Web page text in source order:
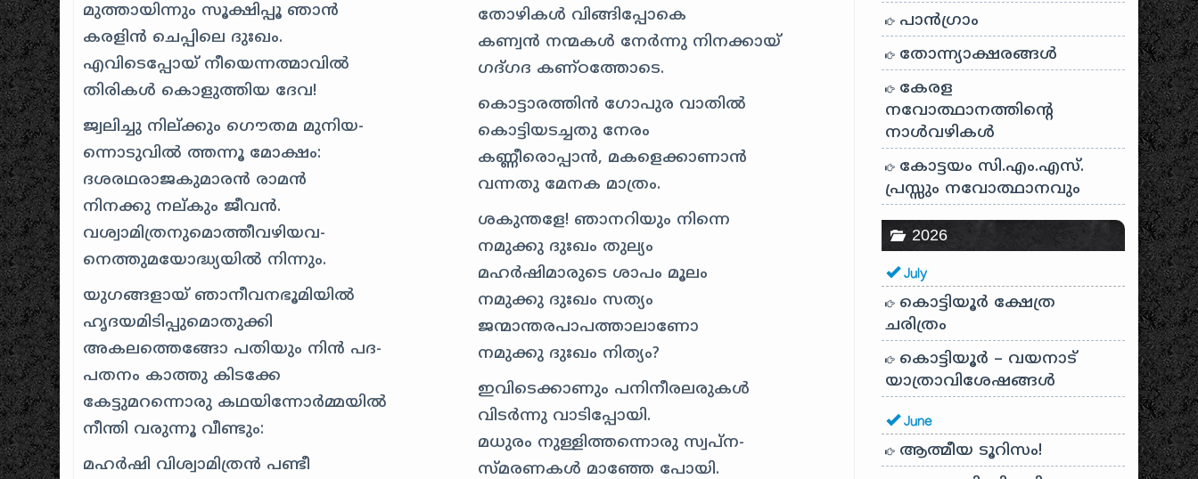
മുത്തായിന്നും സൂക്ഷിപ്പൂ ഞാന്‍
കരളിന്‍ ചെപ്പിലെ ദുഃഖം.
എവിടെപ്പോയ്‌ നീയെന്നത്മാവില്‍
തിരികള്‍ കൊളുത്തിയ ദേവ!
ജ്വലിച്ചു നില്ക്കും ഗൌതമ മുനിയ-
ന്നൊടുവില്‍ ത്തന്നൂ മോക്ഷം:
ദശരഥരാജകുമാരന്‍ രാമന്‍
നിനക്കു നല്കും ജീവന്‍.
വശ്വാമിത്രനുമൊത്തീവഴിയവ-
നെത്തുമയോദ്ധ്യയില്‍ നിന്നും.
യുഗങ്ങളായ്‌ ഞാനീവനഭൂമിയില്‍
ഹൃദയമിടിപ്പുമൊതുക്കി
അകലത്തെങ്ങോ പതിയും നിന്‍ പദ-
പതനം കാത്തു കിടക്കേ
കേട്ടുമറന്നൊരു കഥയിന്നോര്‍മ്മയില്‍
നീന്തി വരുന്നൂ വീണ്ടും:
മഹര്‍ഷി വിശ്വാമിത്രന്‍ പണ്ടീ
തോഴികള്‍ വിങ്ങിപ്പോകെ
കണ്വന്‍ നന്മകള്‍ നേര്‍ന്നു നിനക്കായ്‌
ഗദ്ഗദ കണ്ഠത്തോടെ.
കൊട്ടാരത്തിന്‍ ഗോപുര വാതില്‍
കൊട്ടിയടച്ചതു നേരം
കണ്ണീരൊപ്പാന്‍, മകളെക്കാണാന്‍
വന്നതു മേനക മാത്രം.
ശകുന്തളേ! ഞാനറിയും നിന്നെ
നമുക്കു ദുഃഖം തുല്യം
മഹര്‍ഷിമാരുടെ ശാപം മൂലം
നമുക്കു ദുഃഖം സത്യം
ജന്മാന്തരപാപത്താലാണോ
നമുക്കു ദുഃഖം നിത്യം?
ഇവിടെക്കാണും പനിനീരലരുകള്‍
വിടര്‍ന്നു വാടിപ്പോയി.
മധുരം നുള്ളിത്തന്നൊരു സ്വപ്ന-
സ്മരണകള്‍ മാഞ്ഞേ പോയി.
പാന്‍ഗ്രാം
തോന്ന്യാക്ഷരങ്ങള്‍
കേരള
നവോത്ഥാനത്തിന്റെ
നാൾവഴികൾ
കോട്ടയം സി.എം.എസ്.
പ്രസ്സും നവോത്ഥാനവും
2026
July
കൊട്ടിയൂർ ക്ഷേത്ര
ചരിത്രം
കൊട്ടിയൂർ – വയനാട്
യാത്രാവിശേഷങ്ങൾ
June
ആത്മീയ ടൂറിസം!